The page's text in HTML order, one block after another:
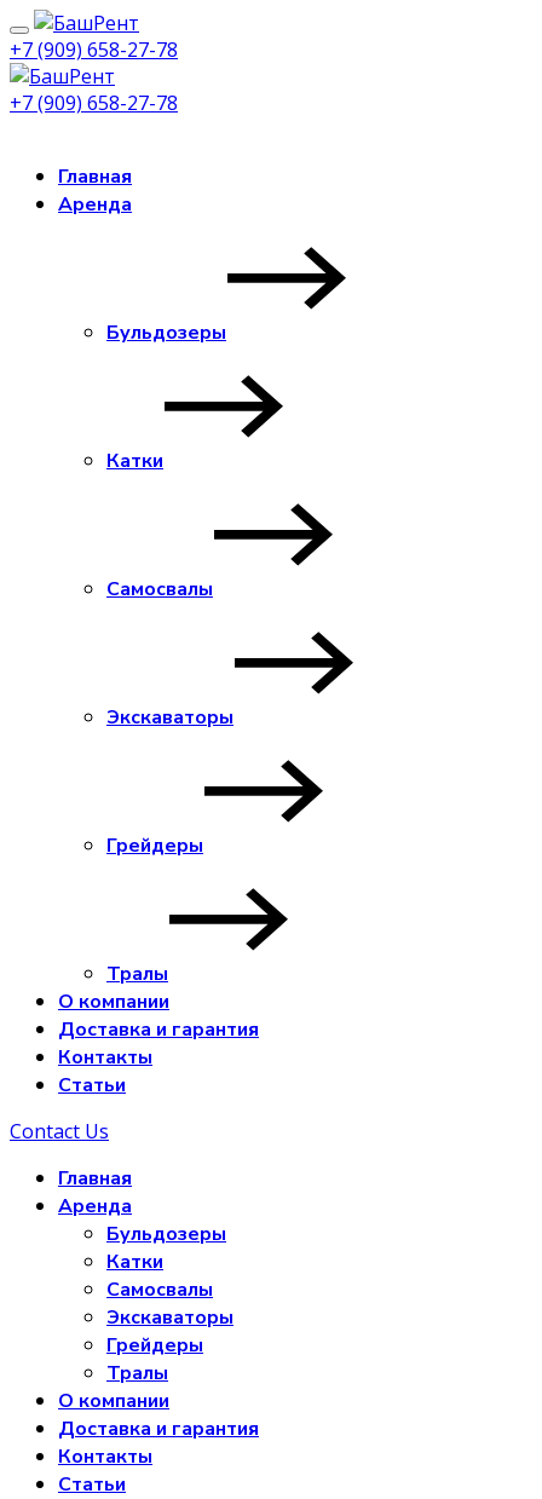
+7 (909) 658-27-78
+7 (909) 658-27-78
Главная
Аренда
Бульдозеры
Катки
Самосвалы
Экскаваторы
Грейдеры
Тралы
О компании
Доставка и гарантия
Контакты
Статьи
Contact Us
Главная
Аренда
Бульдозеры
Катки
Самосвалы
Экскаваторы
Грейдеры
Тралы
О компании
Доставка и гарантия
Контакты
Статьи